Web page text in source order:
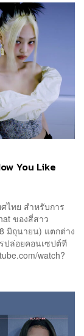
You Like
ไทย สำหรับการ
ของสี่สาว
มิถุนายน) แตกต่าง
ปล่อยคอนเซปต์ที
watch?